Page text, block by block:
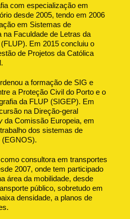
com especialização em
desde 2005, tendo em 2006
em Sistemas de
na Faculdade de Letras da
Em 2015 concluiu o
de Projetos da Católica
a formação de SIG e
a Proteção Civil do Porto e o
da FLUP (SIGEP). Em
na Direção-geral
da Comissão Europeia, em
dos sistemas de
(EGNOS).
consultora em transportes
2007, onde tem participado
área da mobilidade, desde
público, sobretudo em
densidade, a planos de